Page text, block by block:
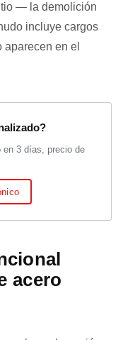
— la demolición
incluye cargos
en el
3 días, precio de
acero